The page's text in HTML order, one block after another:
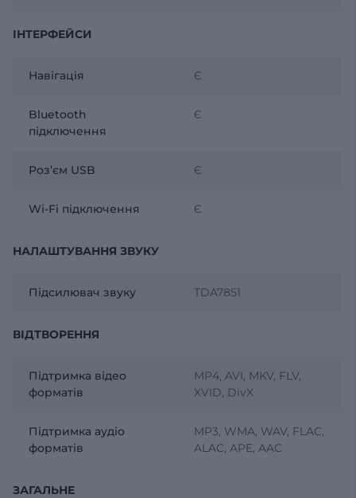
ІНТЕРФЕЙСИ
Навігація Є
Bluetooth
підключення
Є
Розʼєм USB Є
Wi-Fi підключення Є
НАЛАШТУВАННЯ ЗВУКУ
Підсилювач звуку TDA7851
ВІДТВОРЕННЯ
Підтримка відео
форматів
MP4, AVI, MKV, FLV,
XVID, DivX
Підтримка аудіо
форматів
MP3, WMA, WAV, FLAC,
ALAC, APE, AAC
ЗАГАЛЬНЕ